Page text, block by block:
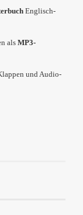
Englisch-
als MP3-
und Audio-